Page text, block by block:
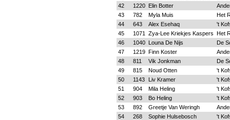
42
1220 Elin Botter
43
782 Myla Muis
Het
44
643 Alex Esehaq
't
45
1071 Zya-Lee Kriekjes Kaspers Het
46
1040 Louna De Nijs
De
47
1219 Finn Koster
48
811 Vik Jonkman
De
49
815 Noud Otten
't
50
1143 Liv Kramer
't
51
904 Mila Heling
't
52
903 Bo Heling
't
53
892 Greetje Van Weringh
54
268 Sophie Hulsebosch
't